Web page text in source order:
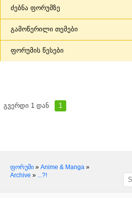
ძებნა ფორუმზე
გამოწერილი თემები
ფორუმის წესები
გვერდი 1 დან 1
ფორუმი » Anime & Manga »
Archive » ...?!